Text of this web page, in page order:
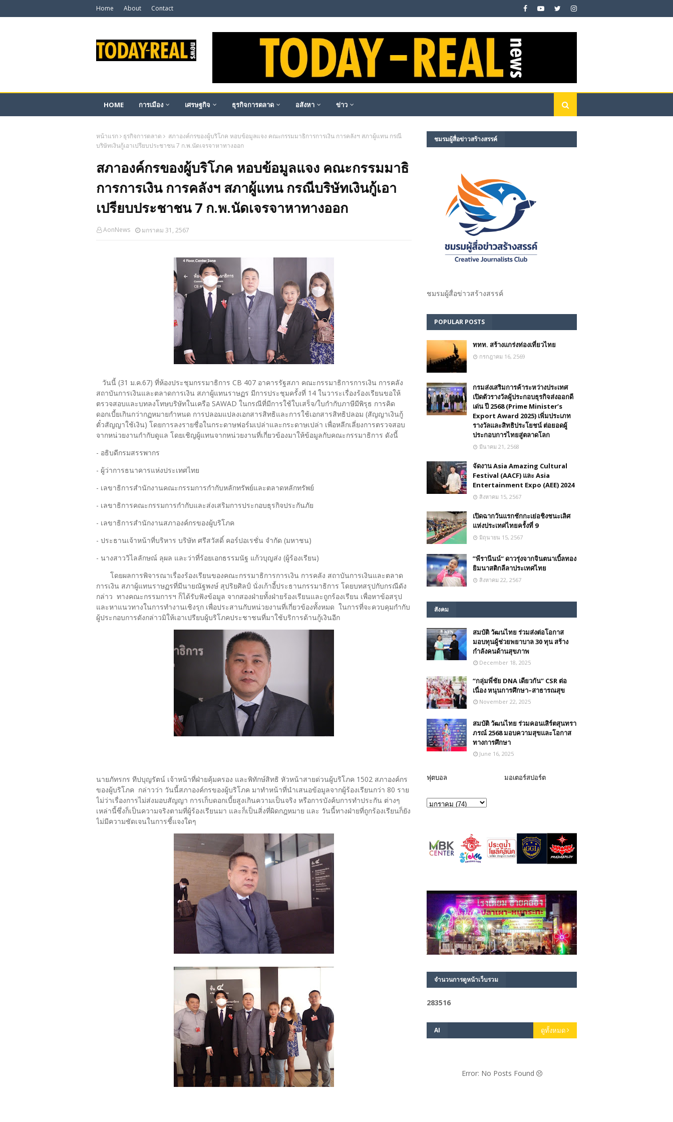
Home About Contact
HOME การเมือง เศรษฐกิจ ธุรกิจการตลาด อสังหา ข่าว
หน้าแรก ธุรกิจการตลาด
สภาองค์กรของผู้บริโภค หอบข้อมูลแจง คณะกรรมมาธิการการเงิน การคลังฯ สภาผู้แทน กรณี
บริษัทเงินกู้เอาเปรียบประชาชน 7 ก.พ.นัดเจรจาหาทางออก
สภาองค์กรของผู้บริโภค หอบข้อมูลแจง คณะกรรมมาธิ
การการเงิน การคลังฯ สภาผู้แทน กรณีบริษัทเงินกู้เอา
เปรียบประชาชน 7 ก.พ.นัดเจรจาหาทางออก
AonNews มกราคม 31, 2567
วันนี้ (31 ม.ค.67) ที่ห้องประชุมกรรมาธิการ CB 407 อาคารรัฐสภา คณะกรรมาธิการการเงิน การคลัง
สถาบันการเงินและตลาดการเงิน สภาผู้แทนราษฏร มีการประชุมครั้งที่ 14 ในวาระเรื่องร้องเรียนขอให้
ตรวจสอบและบทลงโทษบริษัทในเครือ SAWAD ในกรณีที่มีการใช้ใบเสร็จ/ใบกำกับภาษีมีพิรุธ การคิด
ดอกเบี้ยเกินกว่ากฏหมายกำหนด การปลอมแปลงเอกสารสิทธิและการใช้เอกสารสิทธิปลอม (สัญญาเงินกู้
ตั๋วสัญญาใช้เงิน) โดยการลงรายชื่อในกระดาษฟอร์มเปล่าและกระดาษเปล่า เพื่อหลีกเลี่ยงการตรวจสอบ
จากหน่วยงานกำกับดูแล โดยเชิญผู้แทนจากหน่วยงานที่เกี่ยวข้องมาให้ข้อมูลกับคณะกรรมาธิการ ดังนี้
- อธิบดีกรมสรรพากร
- ผู้ว่าการธนาคารแห่งประเทศไทย
- เลขาธิการสำนักงานคณะกรรมการกำกับหลักทรัพย์และตลาดหลักทรัพย์
- เลขาธิการคณะกรรมการกำกับและส่งเสริมการประกอบธุรกิจประกันภัย
- เลขาธิการสำนักงานสภาองค์กรของผู้บริโภค
- ประธานเจ้าหน้าที่บริหาร บริษัท ศรีสวัสดิ์ คอร์ปอเรชั่น จำกัด (มหาชน)
- นางสาววิไลลักษณ์ ลุผล และว่าที่ร้อยเอกธรรมนัฐ แก้วบุญส่ง (ผู้ร้องเรียน)
โดยผลการพิจารณาเรื่องร้องเรียนของคณะกรรมาธิการการเงิน การคลัง สถาบันการเงินและตลาด
การเงิน สภาผู้แทนราษฏรที่มีนายณัฐพงษ์ สุปริยศิลป์ นั่งเก้าอี้ประธานกรรมาธิการ โดยบทสรุปกับกรณีดัง
กล่าว ทางคณะกรรมการฯ ก็ได้รับฟังข้อมูล จากสองฝ่ายทั้งฝ่ายร้องเรียนและถูกร้องเรียน เพื่อหาข้อสรุป
และหาแนวทางในการทำงานเชิงรุก เพื่อประสานกับหน่วยงานที่เกี่ยวข้องทั้งหมด ในการที่จะควบคุมกำกับ
ผู้ประกอบการดังกล่าวมิให้เอาเปรียบผู้บริโภคประชาชนที่มาใช้บริการด้านกู้เงินอีก
นายภัทรกร ทีปบุญรัตน์ เจ้าหน้าที่ฝ่ายคุ้มครอง และพิทักษ์สิทธิ หัวหน้าสายด่วนผู้บริโภค 1502 สภาองค์กร
ของผู้บริโภค กล่าวว่า วันนี้สภาองค์กรของผู้บริโภค มาทำหน้าที่นำเสนอข้อมูลจากผู้ร้องเรียนกว่า 80 ราย
ไม่ว่าเรื่องการไม่ส่งมอบสัญญา การเก็บดอกเบี้ยสูงเกินความเป็นจริง หรือการบังค้บการทำประกัน ต่างๆ
เหล่านี้ซึ่งก็เป็นความจริงตามที่ผู้ร้องเรียนมา และก็เป็นสิ่งที่ผิดกฎหมาย และ วันนี้ทางฝ่ายที่ถูกร้องเรียนก็ยัง
ไม่มีความชัดเจนในการชี้แจงใดๆ
ชมรม​ผู้สื่อข่าวสร้างสรรค์​
ชมรม​ผู้สื่อข่าวสร้างสรรค์​
POPULAR POSTS
ททท. สร้างแกร่งท่องเที่ยวไทย
กรกฎาคม 16, 2569
กรมส่งเสริมการค้าระหว่างประเทศ
เปิดตัวรางวัลผู้ประกอบธุรกิจส่งออกดี
เด่น ปี 2568 (Prime Minister’s
Export Award 2025) เพิ่มประเภท
รางวัลและสิทธิประโยชน์ ต่อยอดผู้
ประกอบการไทยสู่ตลาดโลก
มีนาคม 21, 2568
จัดงาน Asia Amazing Cultural
Festival (AACF) และ Asia
Entertainment Expo (AEE) 2024
สิงหาคม 15, 2567
เปิดฉากวันแรกชักกะเย่อชิงชนะเลิศ
แห่งประเทศไทยครั้งที่ 9
มิถุนายน 15, 2567
”พีรานีนน์“​ ดาวรุ่งจากจินตนาเบิ้ลทอง
ยิมนาสติกลีลาประเทศไทย
สิงหาคม 22, 2567
สังคม
สมบัติ วัฒนไทย ร่วมส่งต่อโอกาส
มอบทุนผู้ช่วยพยาบาล 30 ทุน สร้าง
กำลังคนด้านสุขภาพ
December 18, 2025
“กลุ่มพี่ชัย DNA เดียวกัน” CSR ต่อ
เนื่อง หนุนการศึกษา–สาธารณสุข
November 22, 2025
สมบัติ วัฒนไทย ร่วมคอนเสิร์ตสุนทรา
ภรณ์ 2568 มอบความสุขและโอกาส
ทางการศึกษา
June 16, 2025
ฟุตบอล มอเตอร์สปอร์ต
จำนวนการดูหน้าเว็บรวม
283516
AI ดูทั้งหมด
Error: No Posts Found